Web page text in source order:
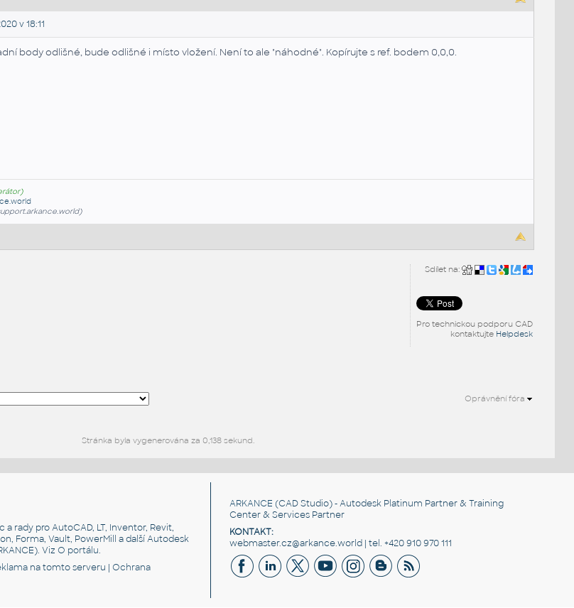
v 18:11
body odlišné, bude odlišné i místo vložení. Není to ale "náhodné". Kopírujte s ref. bodem 0,0,0.
Sdílet na:
Pro technickou podporu CAD
kontaktujte Helpdesk
Oprávnění fóra
Stránka byla vygenerována za 0,138 sekund.
rady pro AutoCAD, LT, Inventor, Revit,
Forma, Vault, PowerMill a další Autodesk
VizO portálu.
na tomto serveru |Ochrana
ARKANCE (CAD Studio) - Autodesk Platinum Partner & Training
Center & Services Partner
KONTAKT:
webmaster.cz@arkance.world | tel. +420 910 970 111